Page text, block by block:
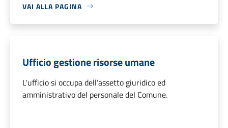
VAI ALLA PAGINA
Ufficio gestione risorse umane
L'ufficio si occupa dell’assetto giuridico ed
amministrativo del personale del Comune.